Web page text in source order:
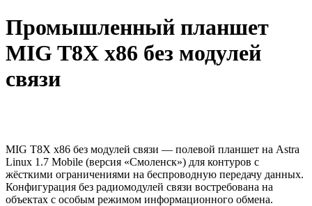
Промышленный планшет
MIG T8X x86 без модулей
связи
MIG T8X x86 без модулей связи — полевой планшет на Astra
Linux 1.7 Mobile (версия «Смоленск») для контуров с
жёсткими ограничениями на беспроводную передачу данных.
Конфигурация без радиомодулей связи востребована на
объектах с особым режимом информационного обмена.